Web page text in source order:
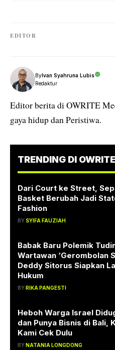
EDITOR
ByIvan Syahruna Lubis
Redaktur
Editor berita di OWRITE
gaya hidup dan Peristiwa.
TRENDING DI OWRITE
Dari Court ke Street,
Basket Berubah Jadi
Fashion
BY SYIFA FAUZIAH
Babak Baru Polemik
Wartawan ‘Gerombolan
Deddy Sitorus Siapkan
Hukum
BYRIKA PANGESTI
Heboh Warga Israel
dan Punya Bisnis di Bali,
Kami Cek Dulu
BYNATANIA LONGDONG